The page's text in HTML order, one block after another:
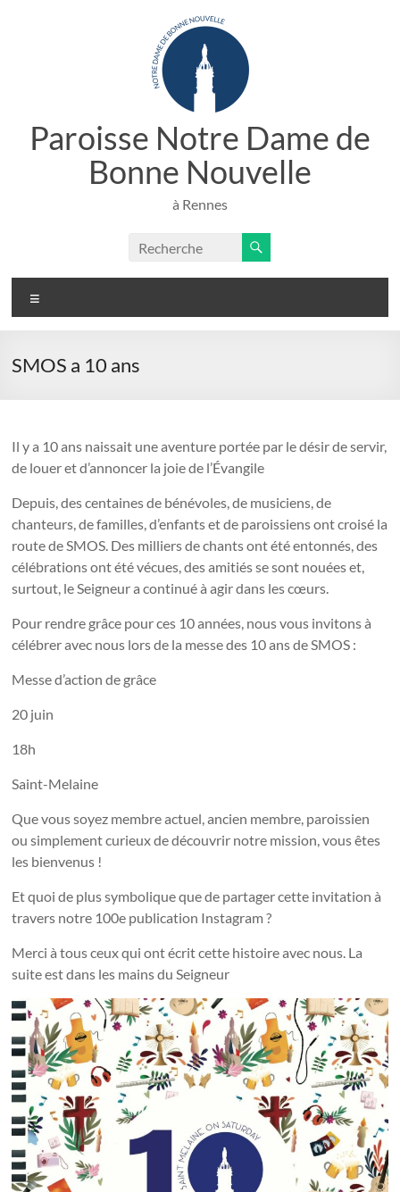
Paroisse Notre Dame de
Bonne Nouvelle
à Rennes
SMOS a 10 ans
Il y a 10 ans naissait une aventure portée par le désir de servir,
de louer et d’annoncer la joie de l’Évangile
Depuis, des centaines de bénévoles, de musiciens, de
chanteurs, de familles, d’enfants et de paroissiens ont croisé la
route de SMOS. Des milliers de chants ont été entonnés, des
célébrations ont été vécues, des amitiés se sont nouées et,
surtout, le Seigneur a continué à agir dans les cœurs.
Pour rendre grâce pour ces 10 années, nous vous invitons à
célébrer avec nous lors de la messe des 10 ans de SMOS :
Messe d’action de grâce
20 juin
18h
Saint-Melaine
Que vous soyez membre actuel, ancien membre, paroissien
ou simplement curieux de découvrir notre mission, vous êtes
les bienvenus !
Et quoi de plus symbolique que de partager cette invitation à
travers notre 100e publication Instagram ?
Merci à tous ceux qui ont écrit cette histoire avec nous. La
suite est dans les mains du Seigneur